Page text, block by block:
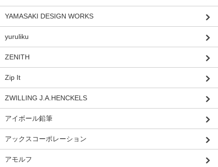
YAMASAKI DESIGN WORKS
yuruliku
ZENITH
Zip It
ZWILLING J.A.HENCKELS
アイボール鉛筆
アックスコーポレーション
アモルフ